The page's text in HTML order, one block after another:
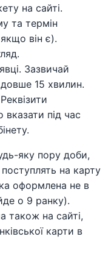
на сайті.
та термін
він є).
Зазвичай
15 хвилин.
вказати під час
яку пору доби,
на карту
оформлена не в
о 9 ранку).
також на сайті,
карти в